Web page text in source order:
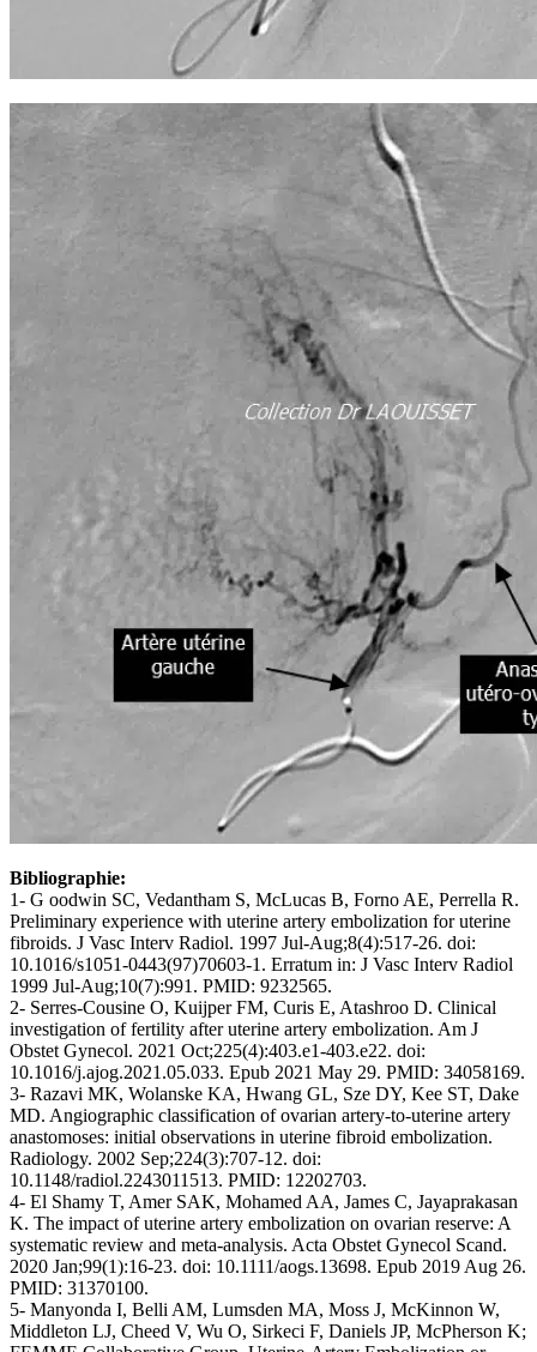
Bibliographie:
1- G oodwin SC, Vedantham S, McLucas B, Forno AE, Perrella R.
Preliminary experience with uterine artery embolization for uterine
fibroids. J Vasc Interv Radiol. 1997 Jul-Aug;8(4):517-26. doi:
10.1016/s1051-0443(97)70603-1. Erratum in: J Vasc Interv Radiol
1999 Jul-Aug;10(7):991. PMID: 9232565.
2- Serres-Cousine O, Kuijper FM, Curis E, Atashroo D. Clinical
investigation of fertility after uterine artery embolization. Am J
Obstet Gynecol. 2021 Oct;225(4):403.e1-403.e22. doi:
10.1016/j.ajog.2021.05.033. Epub 2021 May 29. PMID: 34058169.
3- Razavi MK, Wolanske KA, Hwang GL, Sze DY, Kee ST, Dake
MD. Angiographic classification of ovarian artery-to-uterine artery
anastomoses: initial observations in uterine fibroid embolization.
Radiology. 2002 Sep;224(3):707-12. doi:
10.1148/radiol.2243011513. PMID: 12202703.
4- El Shamy T, Amer SAK, Mohamed AA, James C, Jayaprakasan
K. The impact of uterine artery embolization on ovarian reserve: A
systematic review and meta-analysis. Acta Obstet Gynecol Scand.
2020 Jan;99(1):16-23. doi: 10.1111/aogs.13698. Epub 2019 Aug 26.
PMID: 31370100.
5- Manyonda I, Belli AM, Lumsden MA, Moss J, McKinnon W,
Middleton LJ, Cheed V, Wu O, Sirkeci F, Daniels JP, McPherson K;